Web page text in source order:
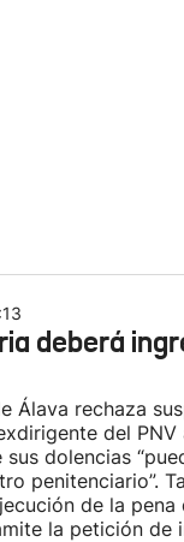
deberá
Álava rechaza
del PNV
dolencias
penitenciario”.
de la pena
la petición de